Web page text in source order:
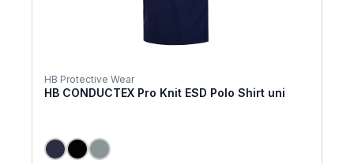
HB Protective Wear
HB CONDUCTEX Pro Knit ESD Polo Shirt uni